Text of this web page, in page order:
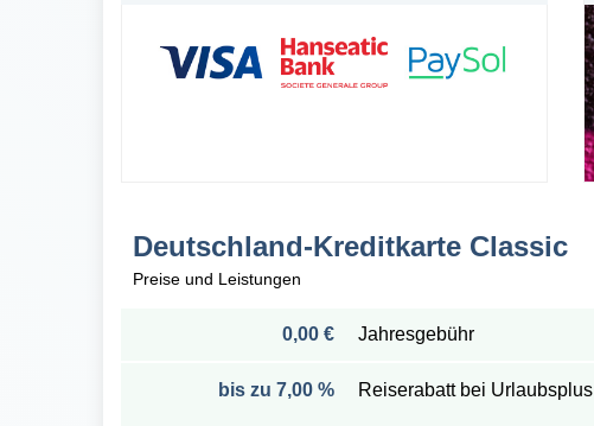
Deutschland-Kreditkarte Classic
Preise und Leistungen
0,00 € Jahresgebühr
bis zu 7,00 % Reiserabatt bei Urlaubsplus